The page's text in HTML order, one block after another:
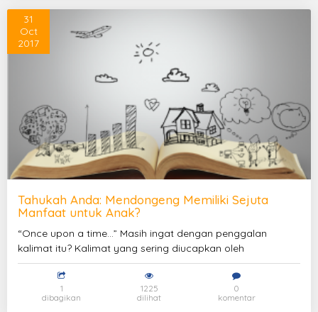
Tahukah Anda: Mendongeng Memiliki Sejuta
Manfaat untuk Anak?
31
Oct
2017
“Once upon a time...” Masih ingat dengan penggalan
kalimat itu? Kalimat yang sering diucapkan oleh
1
dibagikan
1225
dilihat
0
komentar